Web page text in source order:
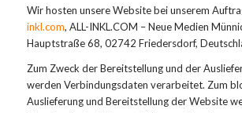
Wir hosten unsere Website bei unserem
inkl.com, ALL-INKL.COM – Neue Medien
Hauptstraße 68, 02742 Friedersdorf,
Zum Zweck der Bereitstellung und der
werden Verbindungsdaten verarbeitet. Zum
Auslieferung und Bereitstellung der Website